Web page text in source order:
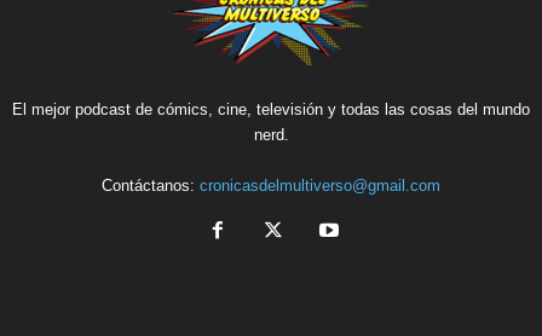
El mejor podcast de cómics, cine, televisión y todas las cosas del mundo
nerd.
Contáctanos: cronicasdelmultiverso@gmail.com